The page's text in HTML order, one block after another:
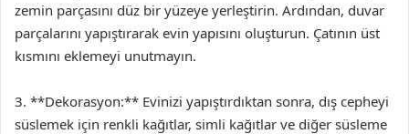
zemin parçasını düz bir yüzeye yerleştirin. Ardından, duvar
parçalarını yapıştırarak evin yapısını oluşturun. Çatının üst
kısmını eklemeyi unutmayın.
3. **Dekorasyon:** Evinizi yapıştırdıktan sonra, dış cepheyi
süslemek için renkli kağıtlar, simli kağıtlar ve diğer süsleme